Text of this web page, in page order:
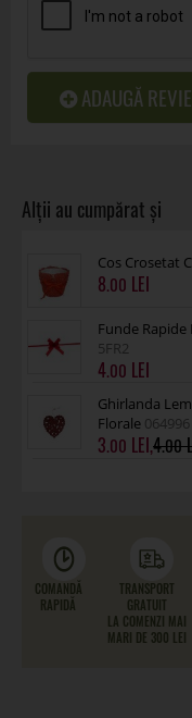
ADAUGĂ
Cos Crosetat
8.00
Funde
5FR2
4.00
Ghirlanda
Florale 064996
3.00 ,4.00
COMANDĂ
RAPIDĂ
TRANSPORT
GRATUIT
LA COMENZI MAI
MARI DE 300 LEI